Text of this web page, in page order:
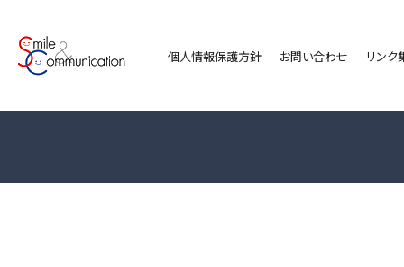
個人情報保護方針 お問い合わせ リンク